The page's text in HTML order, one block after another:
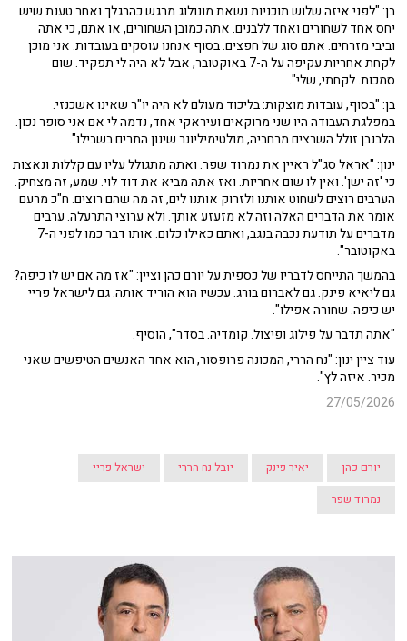
בן: "לפני איזה שלוש תוכניות נשאת מונולוג מרגש כהרגלך ואחר טענת שיש
יחס אחד לשחורים ואחד ללבנים. אתה כמובן השחורים, או אתם, כי אתה
וביבי מזרחים. אתם סוג של חפצים. בסוף אנחנו עוסקים בעובדות. אני מוכן
לקחת אחריות עקיפה על ה-7 באוקטובר, אבל לא היה לי תפקיד. שום
סמכות. לקחתי, שלי".
בן: "בסוף, עובדות מוצקות: בליכוד מעולם לא היה יו"ר שאינו אשכנזי.
במפלגת העבודה היו שני מרוקאים ועיראקי אחד, נדמה לי אם אני סופר נכון.
הלבנבן זולל השרצים מרחביה, מולטימיליונר שינון התרים בשבילו".
ינון: "אראל סג"ל ראיין את נמרוד שפר. ואתה מתגולל עליו עם קללות ונאצות
כי 'זה ישן'. ואין לו שום אחריות. ואז אתה מביא את דוד לוי. שמע, זה מצחיק.
הערבים רוצים לשחוט אותנו ולזרוק אותנו לים, זה מה שהם רוצים. ח"כ מרעם
אומר את הדברים האלה וזה לא מזעזע אותך. ולא ערוצי התרעלה. ערבים
מדברים על תודעת נכבה בנגב, ואתם כאילו כלום. אותו דבר כמו לפני ה-7
באקוטובר".
בהמשך התייחס לדבריו של כספית על יורם כהן וציין: "אז מה אם יש לו כיפה?
גם ליאיא פינק. גם לאברום בורג. עכשיו הוא הוריד אותה. גם לישראל פריי
יש כיפה. שחורה אפילו".
"אתה תדבר על פילוג ופיצול. קומדיה. בסדר", הוסיף.
עוד ציין ינון: "נח הררי, המכונה פרופסור, הוא אחד האנשים הטיפשים שאני
מכיר. איזה לץ".
27/05/2026
יורם כהן יאיר פינק יובל נח הררי
ישראל פריי
נמרוד שפר